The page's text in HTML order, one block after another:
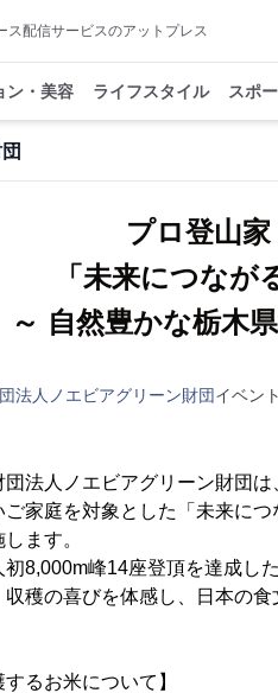
ス配信サービスのアットプレス
ン・美容 ライフスタイル スポ
プロ登山
「未来につな
～ 自然豊かな栃木
法人ノエビアグリーン財団イベント
団法人ノエビアグリーン財団
ご家庭を対象とした「未来に
ます。
初8,000m峰14座登頂を達成し
収穫の喜びを体感し、日本の
するお米について】